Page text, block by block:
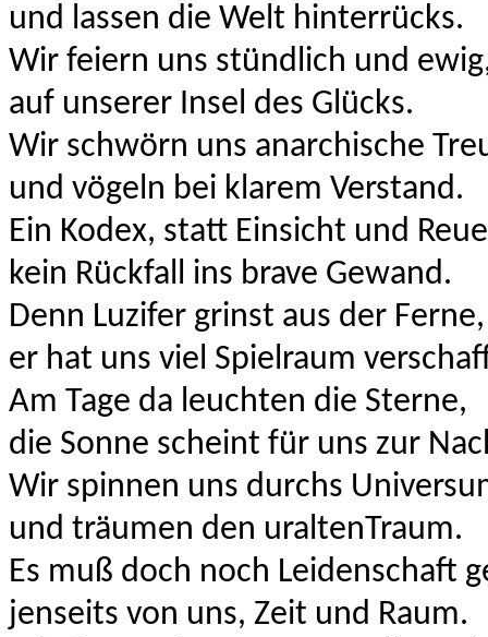
und lassen die Welt hinterrücks.
Wir feiern uns stündlich und
auf unserer Insel des Glücks.
Wir schwörn uns anarchische
und vögeln bei klarem Verstand.
Ein Kodex, statt Einsicht und
kein Rückfall ins brave Gewand.
Denn Luzifer grinst aus der Ferne,
er hat uns viel Spielraum
Am Tage da leuchten die Sterne,
die Sonne scheint für uns zur
Wir spinnen uns durchs
und träumen den uraltenTraum.
Es muß doch noch Leidenschaft
jenseits von uns, Zeit und Raum.